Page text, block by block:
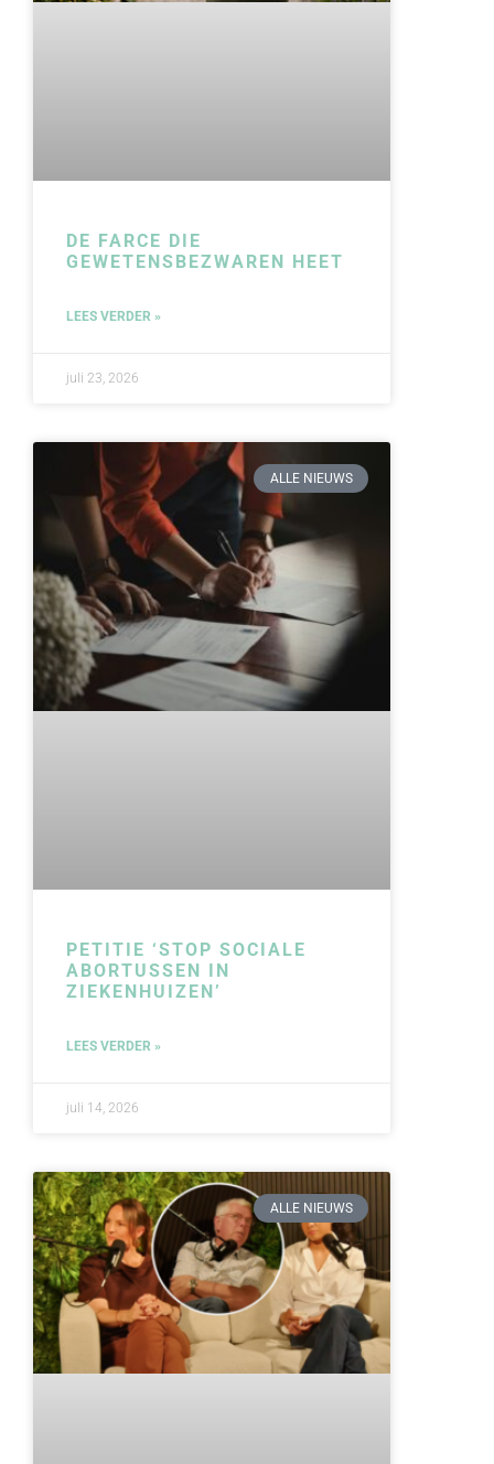
DE FARCE DIE
GEWETENSBEZWAREN HEET
LEES VERDER »
juli 23, 2026
ALLE NIEUWS
PETITIE ‘STOP SOCIALE
ABORTUSSEN IN
ZIEKENHUIZEN’
LEES VERDER »
juli 14, 2026
ALLE NIEUWS